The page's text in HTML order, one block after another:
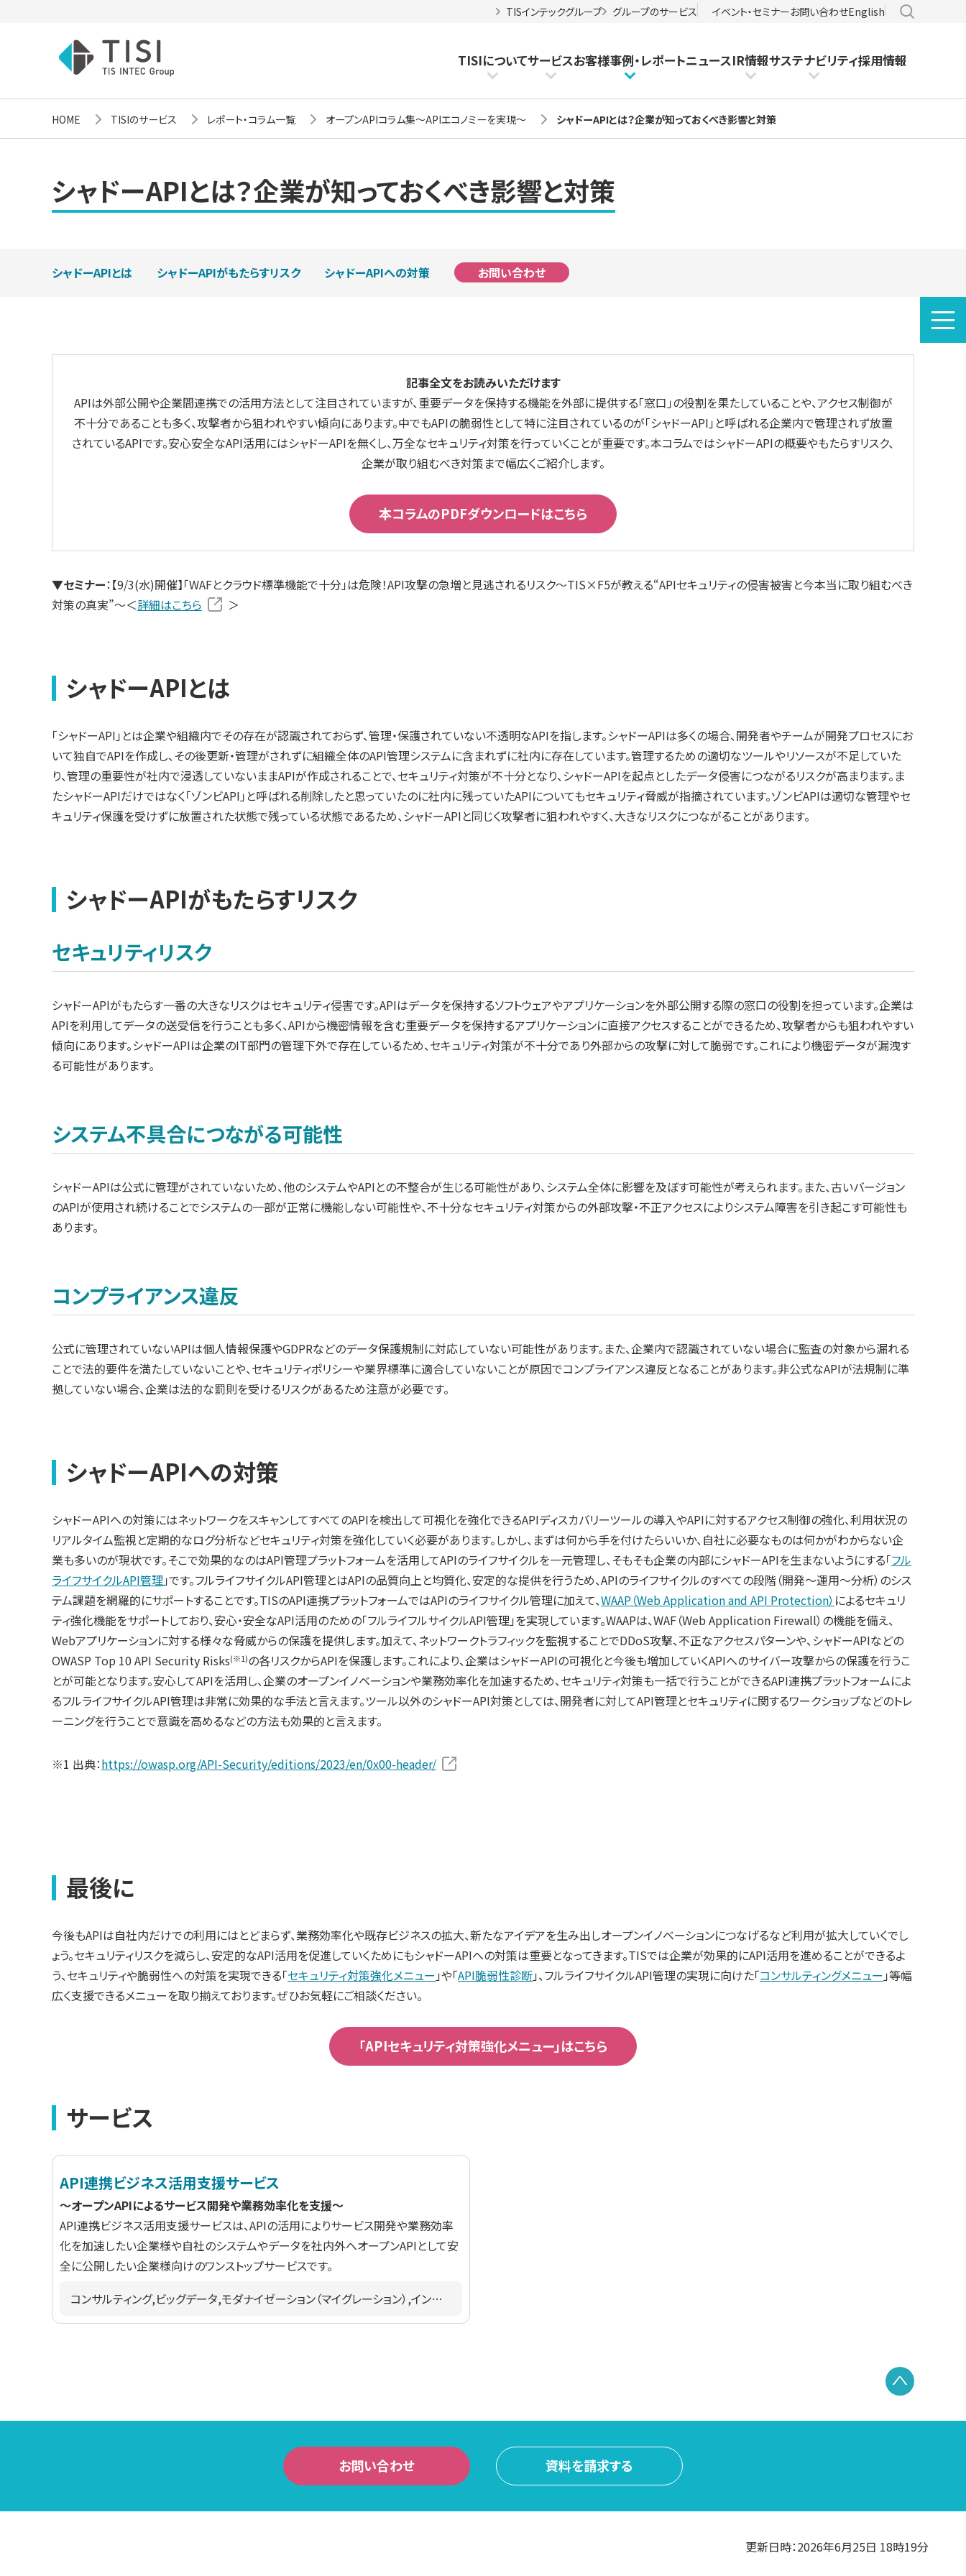
TISIについてサービスお客様事例・レポートニュースIR情報サステナビリティ採用情報
TISインテックグループ グループのサービス イベント・セミナーお問い合わせEnglish
HOME TISIのサービス レポート・コラム一覧 オープンAPIコラム集～APIエコノミーを実現～ シャドーAPIとは？企業が知っておくべき影響と対策
シャドーAPIとは？企業が知っておくべき影響と対策
シャドーAPIとは シャドーAPIがもたらすリスク シャドーAPIへの対策 お問い合わせ
記事全文をお読みいただけます
APIは外部公開や企業間連携での活用方法として注目されていますが、重要データを保持する機能を外部に提供する「窓口」の役割を果たしていることや、アクセス制御が
不十分であることも多く、攻撃者から狙われやすい傾向にあります。中でもAPIの脆弱性として特に注目されているのが「シャドーAPI」と呼ばれる企業内で管理されず放置
されているAPIです。安心安全なAPI活用にはシャドーAPIを無くし、万全なセキュリティ対策を行っていくことが重要です。本コラムではシャドーAPIの概要やもたらすリスク、
企業が取り組むべき対策まで幅広くご紹介します。
本コラムのPDFダウンロードはこちら
▼セミナー：【9/3(水)開催】「WAFとクラウド標準機能で十分」は危険！API攻撃の急増と見逃されるリスク～TIS×F5が教える“APIセキュリティの侵害被害と今本当に取り組むべき
対策の真実”～＜詳細はこちら ＞
シャドーAPIとは
「シャドーAPI」とは企業や組織内でその存在が認識されておらず、管理・保護されていない不透明なAPIを指します。シャドーAPIは多くの場合、開発者やチームが開発プロセスにお
いて独自でAPIを作成し、その後更新・管理がされずに組織全体のAPI管理システムに含まれずに社内に存在しています。管理するための適切なツールやリソースが不足していた
り、管理の重要性が社内で浸透していないままAPIが作成されることで、セキュリティ対策が不十分となり、シャドーAPIを起点としたデータ侵害につながるリスクが高まります。ま
たシャドーAPIだけではなく「ゾンビAPI」と呼ばれる削除したと思っていたのに社内に残っていたAPIについてもセキュリティ脅威が指摘されています。ゾンビAPIは適切な管理やセ
キュリティ保護を受けずに放置された状態で残っている状態であるため、シャドーAPIと同じく攻撃者に狙われやすく、大きなリスクにつながることがあります。
シャドーAPIがもたらすリスク
セキュリティリスク
シャドーAPIがもたらす一番の大きなリスクはセキュリティ侵害です。APIはデータを保持するソフトウェアやアプリケーションを外部公開する際の窓口の役割を担っています。企業は
APIを利用してデータの送受信を行うことも多く、APIから機密情報を含む重要データを保持するアプリケーションに直接アクセスすることができるため、攻撃者からも狙われやすい
傾向にあります。シャドーAPIは企業のIT部門の管理下外で存在しているため、セキュリティ対策が不十分であり外部からの攻撃に対して脆弱です。これにより機密データが漏洩す
る可能性があります。
システム不具合につながる可能性
シャドーAPIは公式に管理がされていないため、他のシステムやAPIとの不整合が生じる可能性があり、システム全体に影響を及ぼす可能性が考えられます。また、古いバージョン
のAPIが使用され続けることでシステムの一部が正常に機能しない可能性や、不十分なセキュリティ対策からの外部攻撃・不正アクセスによりシステム障害を引き起こす可能性も
あります。
コンプライアンス違反
公式に管理されていないAPIは個人情報保護やGDPRなどのデータ保護規制に対応していない可能性があります。また、企業内で認識されていない場合に監査の対象から漏れる
ことで法的要件を満たしていないことや、セキュリティポリシーや業界標準に適合していないことが原因でコンプライアンス違反となることがあります。非公式なAPIが法規制に準
拠していない場合、企業は法的な罰則を受けるリスクがあるため注意が必要です。
シャドーAPIへの対策
シャドーAPIへの対策にはネットワークをスキャンしてすべてのAPIを検出して可視化を強化できるAPIディスカバリーツールの導入やAPIに対するアクセス制御の強化、利用状況の
リアルタイム監視と定期的なログ分析などセキュリティ対策を強化していく必要があります。しかし、まずは何から手を付けたらいいか、自社に必要なものは何かがわからない企
業も多いのが現状です。そこで効果的なのはAPI管理プラットフォームを活用してAPIのライフサイクルを一元管理し、そもそも企業の内部にシャドーAPIを生まないようにする「フル
ライフサイクルAPI管理 」です。フルライフサイクルAPI管理とはAPIの品質向上と均質化、安定的な提供を行うため、APIのライフサイクルのすべての段階（開発～運用～分析）のシス
テム課題を網羅的にサポートすることです。TISのAPI連携プラットフォームではAPIのライフサイクル管理に加えて、WAAP（Web Application and API Protection） によるセキュリ
ティ強化機能をサポートしており、安心・安全なAPI活用のための「フルライフルサイクルAPI管理」を実現しています。WAAPは、WAF（Web Application Firewall）の機能を備え、
Webアプリケーションに対する様々な脅威からの保護を提供します。加えて、ネットワークトラフィックを監視することでDDoS攻撃、不正なアクセスパターンや、シャドーAPIなどの
OWASP Top 10 API Security Risks(※1)の各リスクからAPIを保護します。これにより、企業はシャドーAPIの可視化と今後も増加していくAPIへのサイバー攻撃からの保護を行うこ
とが可能となります。安心してAPIを活用し、企業のオープンイノベーションや業務効率化を加速するため、セキュリティ対策も一括で行うことができるAPI連携プラットフォームによ
るフルライフサイクルAPI管理は非常に効果的な手法と言えます。ツール以外のシャドーAPI対策としては、開発者に対してAPI管理とセキュリティに関するワークショップなどのトレ
ーニングを行うことで意識を高めるなどの方法も効果的と言えます。
※1 出典：https://owasp.org/API-Security/editions/2023/en/0x00-header/
最後に
今後もAPIは自社内だけでの利用にはとどまらず、業務効率化や既存ビジネスの拡大、新たなアイデアを生み出しオープンイノベーションにつなげるなど利用が拡大していくでし
ょう。セキュリティリスクを減らし、安定的なAPI活用を促進していくためにもシャドーAPIへの対策は重要となってきます。TISでは企業が効果的にAPI活用を進めることができるよ
う、セキュリティや脆弱性への対策を実現できる「セキュリティ対策強化メニュー 」や「API脆弱性診断」、フルライフサイクルAPI管理の実現に向けた「コンサルティングメニュー 」等幅
広く支援できるメニューを取り揃えております。ぜひお気軽にご相談ください。
「APIセキュリティ対策強化メニュー」はこちら
サービス
API連携ビジネス活用支援サービス
～オープンAPIによるサービス開発や業務効率化を支援～
API連携ビジネス活用支援サービスは、APIの活用によりサービス開発や業務効率
化を加速したい企業様や自社のシステムやデータを社内外へオープンAPIとして安
全に公開したい企業様向けのワンストップサービスです。
コンサルティング,ビッグデータ,モダナイゼーション（マイグレーション）,インフラ,業種共通
お問い合わせ 資料を請求する
更新日時：2026年6月25日 18時19分